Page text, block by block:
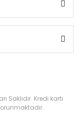
Kredi kartı